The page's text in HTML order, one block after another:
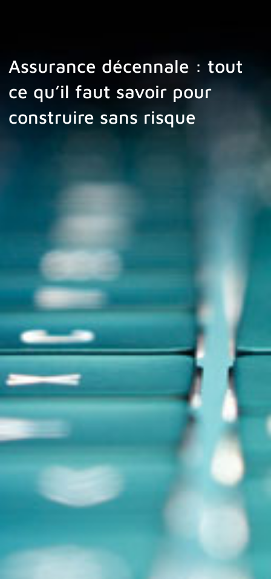
Assurance décennale : tout
ce qu’il faut savoir pour
construire sans risque